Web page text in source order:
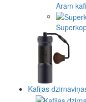
Aram
Kafijas